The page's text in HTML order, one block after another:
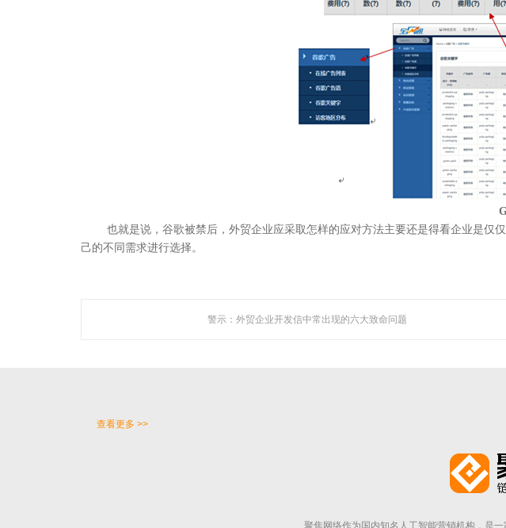
也就是说，谷歌被禁后，外贸企业应采取怎样的应对方法主要还是得看企业是仅
己的不同需求进行选择。
警示：外贸企业开发信中常出现的六大致命问题
聚焦网络以“让网络营销更简单有效”为使命，
研发了国内知名的人工智能自动化营销系统，凭借着上线
构，是一家集技术研发与网络营销服务为一体的创新型高新
查看更多 >>
聚焦网络作为国内知名人工智能营销机构，是